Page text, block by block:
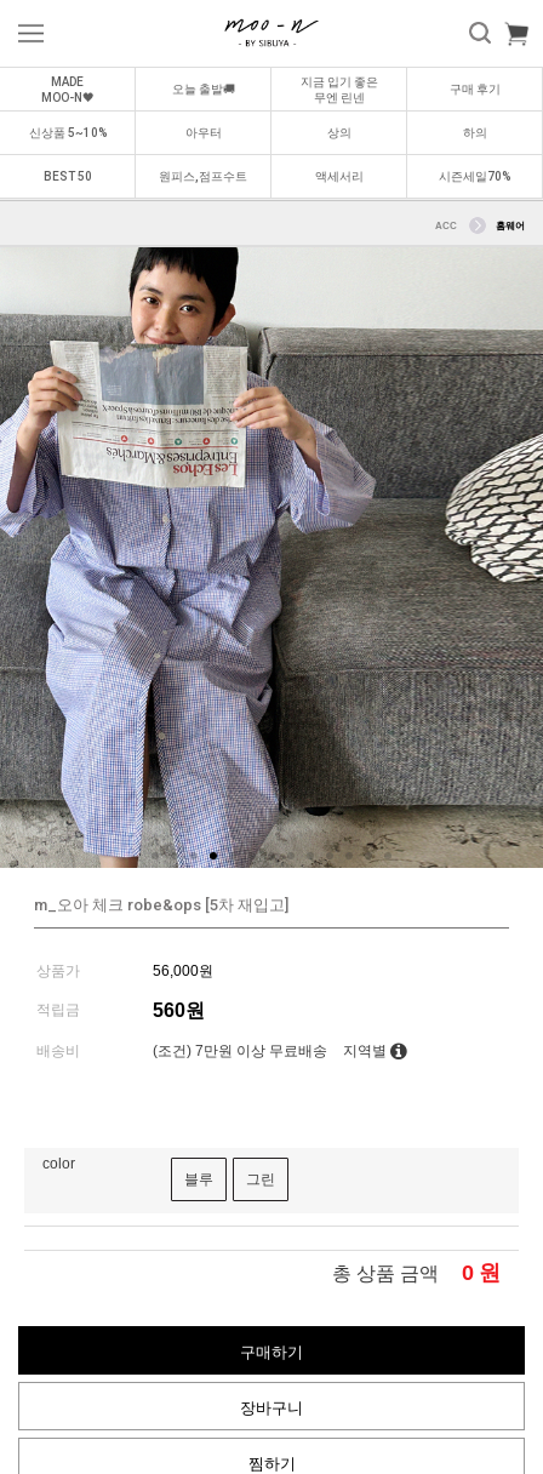
MADE
MOO-N🖤
오늘 출발🚚
지금 입기 좋은
무엔 린넨
구매 후기
신상품 5~10% 아우터 상의 하의
BEST 50 원피스,점프수트 액세서리 시즌세일70%
ACC 홈웨어
m_오아 체크 robe&ops [5차 재입고]
상품가 56,000원
적립금 560원
배송비 (조건) 7만원 이상 무료배송 지역별
color
블루
그린
총 상품 금액 0 원
구매하기
장바구니
찜하기